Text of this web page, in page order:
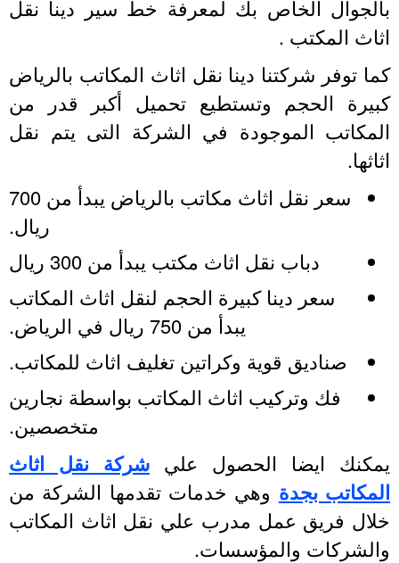
الخاص بك لمعرفة خط سير دينا نقل
المكتب .
توفر شركتنا دينا نقل اثاث المكاتب بالرياض
الحجم وتستطيع تحميل أكبر قدر من
الموجودة في الشركة التى يتم نقل
سعر نقل اثاث مكاتب بالرياض يبدأ من 700
ريال.
دباب نقل اثاث مكتب يبدأ من 300 ريال
سعر دينا كبيرة الحجم لنقل اثاث المكاتب
يبدأ من 750 ريال في الرياض.
صناديق قوية وكراتين تغليف اثاث للمكاتب.
فك وتركيب اثاث المكاتب بواسطة نجارين
متخصصين.
ايضا الحصول علي شركة نقل اثاث
بجدةوهي خدمات تقدمها الشركة من
فريق عمل مدرب علي نقل اثاث المكاتب
والمؤسسات.